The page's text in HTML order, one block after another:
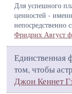
Для успешного
ценностей -
непосредственно
Фридрих Август
Единственная
том, чтобы
Джон Кеннет